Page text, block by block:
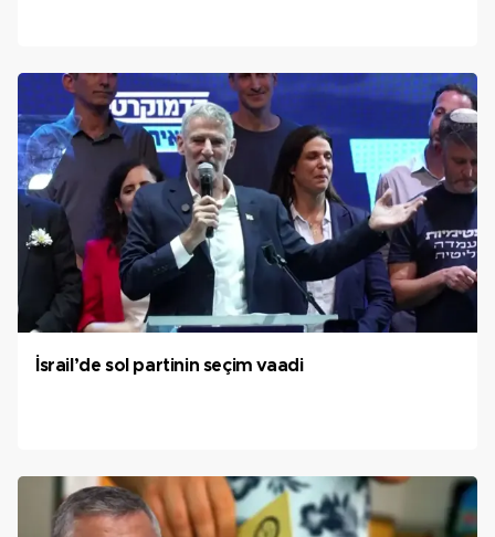
İsrail’de sol partinin seçim vaadi